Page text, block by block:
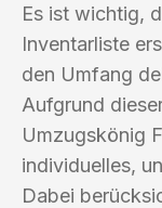
Es ist wichtig,
Inventarliste
den Umfang
Aufgrund
Umzugskönig
individuelles,
Dabei